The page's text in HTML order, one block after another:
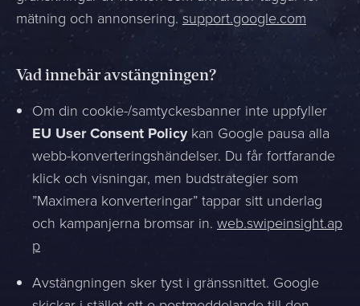
mätning och annonsering.support.google.com
Vad innebär avstängningen?
Om din cookie-/samtyckesbanner inte uppfyller
EU User Consent Policykan Google pausa alla
webb-konverteringshändelser. Du får fortfarande
klick och visningar, men budstrategier som
”Maximera konverteringar” tappar sitt underlag
och kampanjerna bromsar in. web.swipeinsight.ap
p
Avstängningen sker tyst i gränssnittet. Google